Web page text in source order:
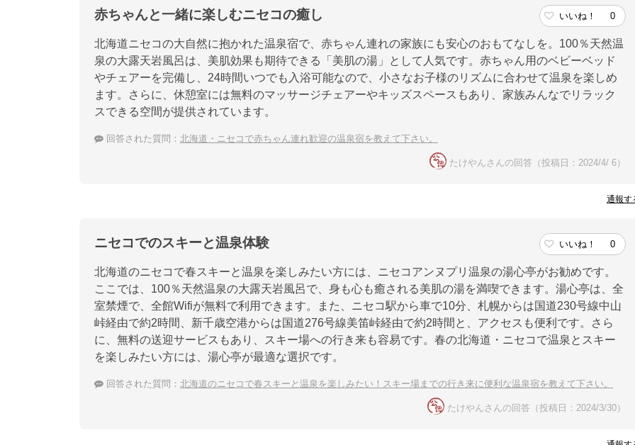
赤ちゃんと一緒に楽しむニセコの癒し いいね！ 0
北海道ニセコの大自然に抱かれた温泉宿で、赤ちゃん連れの家族にも安心のおもてなしを。100％天然温
泉の大露天岩風呂は、美肌効果も期待できる「美肌の湯」として人気です。赤ちゃん用のベビーベッド
やチェアーを完備し、24時間いつでも入浴可能なので、小さなお子様のリズムに合わせて温泉を楽しめ
ます。さらに、休憩室には無料のマッサージチェアーやキッズスペースもあり、家族みんなでリラック
スできる空間が提供されています。
回答された質問： 北海道・ニセコで赤ちゃん連れ歓迎の温泉宿を教えて下さい。
たけやんさんの回答（投稿日：2024/4/ 6）
通報す
ニセコでのスキーと温泉体験 いいね！ 0
北海道のニセコで春スキーと温泉を楽しみたい方には、ニセコアンヌプリ温泉の湯心亭がお勧めです。
ここでは、100％天然温泉の大露天岩風呂で、身も心も癒される美肌の湯を満喫できます。湯心亭は、全
室禁煙で、全館Wifiが無料で利用できます。また、ニセコ駅から車で10分、札幌からは国道230号線中山
峠経由で約2時間、新千歳空港からは国道276号線美笛峠経由で約2時間と、アクセスも便利です。さら
に、無料の送迎サービスもあり、スキー場への行き来も容易です。春の北海道・ニセコで温泉とスキー
を楽しみたい方には、湯心亭が最適な選択です。
回答された質問： 北海道のニセコで春スキーと温泉を楽しみたい！スキー場までの行き来に便利な温泉宿を教えて下さい。
たけやんさんの回答（投稿日：2024/3/30）